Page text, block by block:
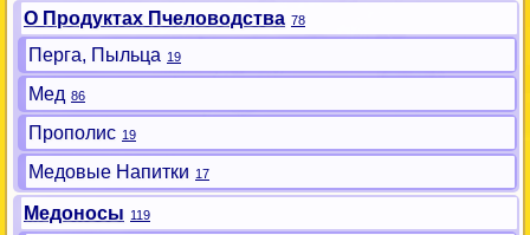
О Продуктах Пчеловодства 78
Перга, Пыльца 19
Мед 86
Прополис 19
Медовые Напитки 17
Медоносы 119